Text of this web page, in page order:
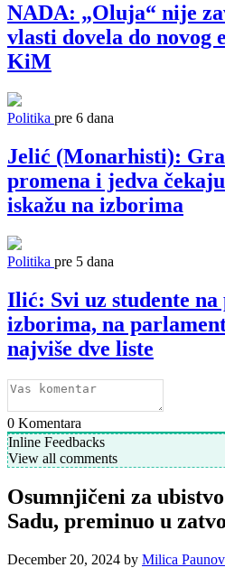
NADA: „Oluja“ nije
vlasti dovela do novog
KiM
Politika pre 6 dana
Jelić (Monarhisti):
promena i jedva
iskažu na izborima
Politika pre 5 dana
Ilić: Svi uz studente
izborima, na
najviše dve liste
0 Komentara
Inline Feedbacks
View all comments
Osumnjičeni za
Sadu, preminuo u
December 20, 2024 by Milica